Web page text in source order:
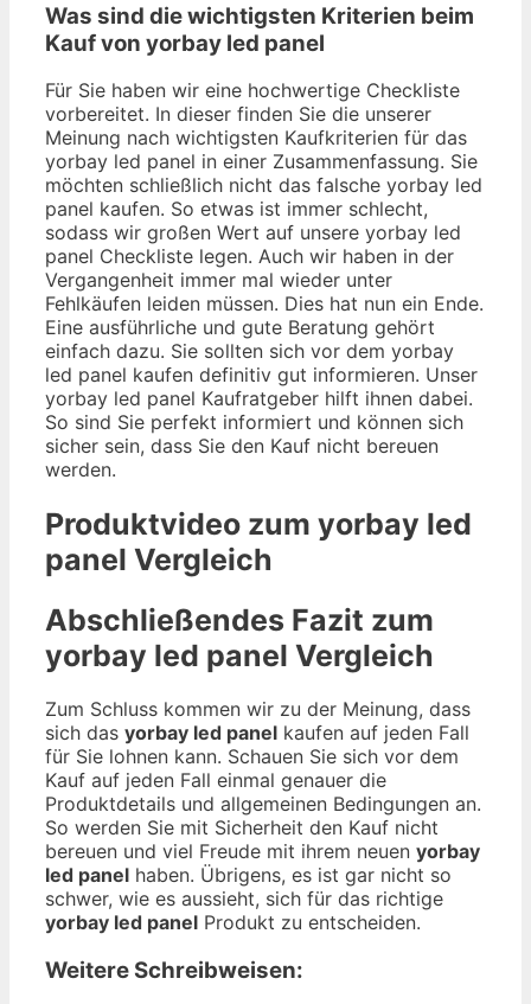
Was sind die wichtigsten Kriterien beim
Kauf von yorbay led panel
Für Sie haben wir eine hochwertige Checkliste
vorbereitet. In dieser finden Sie die unserer
Meinung nach wichtigsten Kaufkriterien für das
yorbay led panel in einer Zusammenfassung. Sie
möchten schließlich nicht das falsche yorbay led
panel kaufen. So etwas ist immer schlecht,
sodass wir großen Wert auf unsere yorbay led
panel Checkliste legen. Auch wir haben in der
Vergangenheit immer mal wieder unter
Fehlkäufen leiden müssen. Dies hat nun ein Ende.
Eine ausführliche und gute Beratung gehört
einfach dazu. Sie sollten sich vor dem yorbay
led panel kaufen definitiv gut informieren. Unser
yorbay led panel Kaufratgeber hilft ihnen dabei.
So sind Sie perfekt informiert und können sich
sicher sein, dass Sie den Kauf nicht bereuen
werden.
Produktvideo zum yorbay led
panel Vergleich
Abschließendes Fazit zum
yorbay led panel Vergleich
Zum Schluss kommen wir zu der Meinung, dass
sich das yorbay led panel kaufen auf jeden Fall
für Sie lohnen kann. Schauen Sie sich vor dem
Kauf auf jeden Fall einmal genauer die
Produktdetails und allgemeinen Bedingungen an.
So werden Sie mit Sicherheit den Kauf nicht
bereuen und viel Freude mit ihrem neuen yorbay
led panel haben. Übrigens, es ist gar nicht so
schwer, wie es aussieht, sich für das richtige
yorbay led panel Produkt zu entscheiden.
Weitere Schreibweisen: